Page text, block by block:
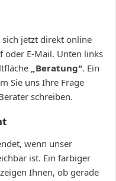
sich jetzt direkt online
oder E-Mail. Unten links
„Beratung". Ein
Sie uns Ihre Frage
schreiben.
wenn unser
ist. Ein farbiger
Ihnen, ob gerade